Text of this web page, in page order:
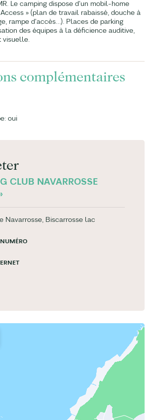
Le camping dispose d'un mobil-home
» (plan de travail rabaissé, douche à
rampe d'accès…). Places de parking
des équipes à la déficience auditive,
visuelle.
complémentaires
oui
CLUB NAVARROSSE
Navarrosse, Biscarrosse lac